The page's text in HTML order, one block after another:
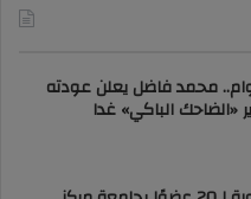
10 أعوام.. محمد فاضل يعلن عودته
«الضاحك الباكي» غدا